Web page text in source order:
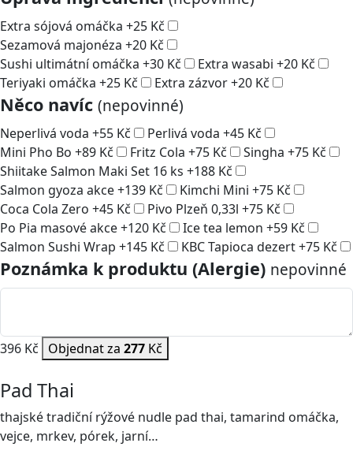
Extra sójová omáčka +25 Kč
Sezamová majonéza +20 Kč
Sushi ultimátní omáčka +30 Kč Extra wasabi +20 Kč
Teriyaki omáčka +25 Kč Extra zázvor+20 Kč
Něco navíc (nepovinné)
Neperlivá voda +55 Kč Perlivá voda +45 Kč
Mini Pho Bo +89 Kč Fritz Cola +75 Kč Singha +75 Kč
Shiitake Salmon Maki Set 16 ks +188 Kč
Salmon gyoza akce+139 Kč Kimchi Mini +75 Kč
Coca Cola Zero +45 Kč Pivo Plzeň 0,33l +75 Kč
Po Pia masové akce+120 Kč Ice tea lemon +59 Kč
Salmon Sushi Wrap +145 Kč KBC Tapioca dezert+75 Kč
Poznámka k produktu (Alergie) nepovinné
396 Kč Objednat za 277 Kč
Pad Thai
thajské tradiční rýžové nudle pad thai, tamarind omáčka,
vejce, mrkev, pórek, jarní…